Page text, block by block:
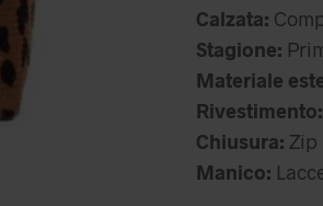
Calzata:
Stagione:
Materiale
Rivestimento:
Chiusura: Zip
Manico: